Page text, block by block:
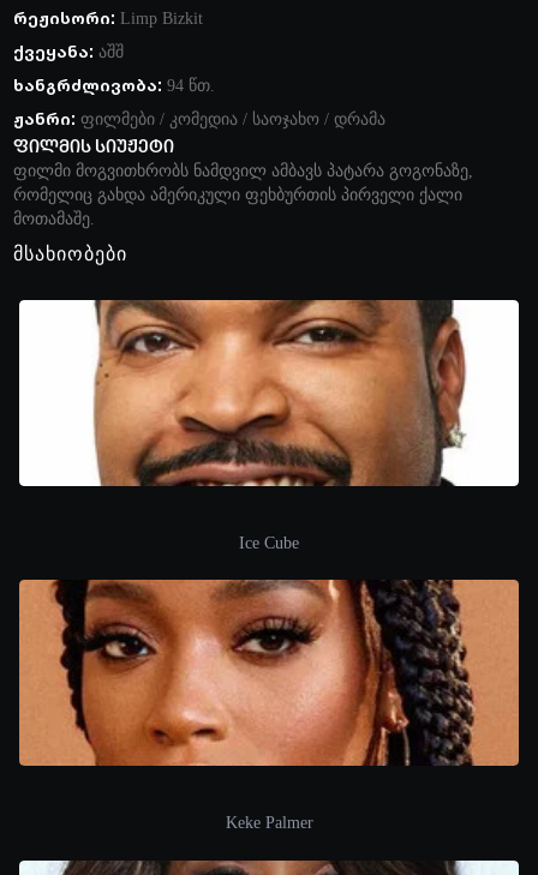
რეჟისორი: Limp Bizkit
ქვეყანა: აშშ
ხანგრძლივობა: 94 წთ.
ჟანრი: ფილმები/ კომედია/ საოჯახო/ დრამა
ფილმის სიუჟეტი
ფილმი მოგვითხრობს ნამდვილ ამბავს პატარა გოგონაზე,
რომელიც გახდა ამერიკული ფეხბურთის პირველი ქალი
მოთამაშე.
მსახიობები
Ice Cube
Keke Palmer